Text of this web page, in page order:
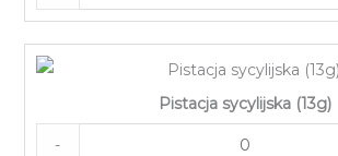
Pistacja sycylijska (13g)
-